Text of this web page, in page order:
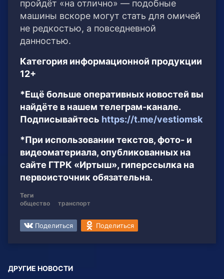
пройдёт «на отлично» — подобные
машины вскоре могут стать для омичей
не редкостью, а повседневной
данностью.
Категория информационной продукции
12+
*Ещё больше оперативных новостей вы
найдёте в нашем телеграм-канале.
Подписывайтесь https://t.me/vestiomsk
*При использовании текстов, фото- и
видеоматериала, опубликованных на
сайте ГТРК «Иртыш», гиперссылка на
первоисточник обязательна.
Теги
общество
транспорт
Поделиться Поделиться
ДРУГИЕ НОВОСТИ